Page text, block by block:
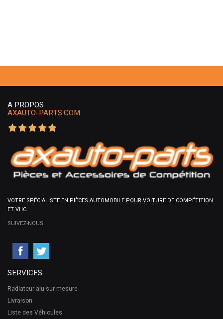
A PROPOS
AXAUTO-PARTS.COM
VOTRE SPÉCIALISTE EN PIÈCES AUTOMOBILE POUR VOITURE DE COMPÉTITION
ET VHC
SUIVEZ-NOUS
SERVICES
Radiateur alu sur mesure
Livraison
Liste des Véhicules